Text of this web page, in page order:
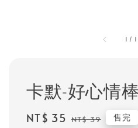
1 / 1
卡默-好心情
Sale
NT$ 35 Regular
NT$ 39 售完